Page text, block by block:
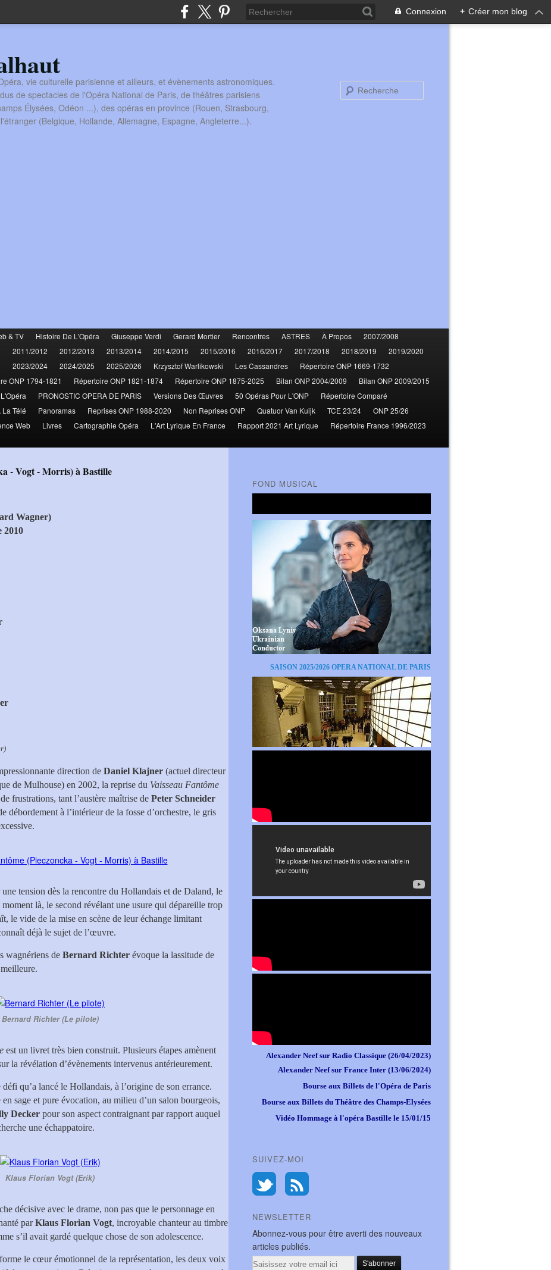
Connexion + Créer mon blog
vie culturelle parisienne et ailleurs, et évènements astronomiques.
de spectacles de l'Opéra National de Paris, de théâtres parisiens
Élysées, Odéon ...), des opéras en province (Rouen, Strasbourg,
(Belgique, Hollande, Allemagne, Espagne, Angleterre...).
& TV Histoire De L'Opéra Giuseppe Verdi Gerard Mortier Rencontres ASTRES À Propos
2007/2008
2011/2012 2012/2013 2013/2014 2014/2015 2015/2016 2016/2017 2017/2018 2018/2019
2019/2020
2023/2024 2024/2025 2025/2026 Krzysztof Warlikowski Les Cassandres
Répertoire ONP 1669-1732
ONP 1794-1821 Répertoire ONP 1821-1874 Répertoire ONP 1875-2025 Bilan ONP 2004/2009
Bilan ONP 2009/2015
PRONOSTIC OPERA DE PARIS Versions Des Œuvres 50 Opéras Pour L'ONP
Répertoire Comparé
La Télé Panoramas Reprises ONP 1988-2020 Non Reprises ONP Quatuor Van Kuijk TCE 23/24
ONP 25/26
Web Livres Cartographie Opéra L'Art Lyrique En France Rapport 2021 Art Lyrique
Répertoire France 1996/2023
- Vogt - Morris) à Bastille
Wagner)
2010
direction de Daniel Klajner (actuel directeur
de Mulhouse) en 2002, la reprise du Vaisseau Fantôme
frustrations, tant l’austère maîtrise de Peter Schneider
débordement à l’intérieur de la fosse d’orchestre, le gris
tension dès la rencontre du Hollandais et de Daland, le
là, le second révélant une usure qui dépareille trop
le vide de la mise en scène de leur échange limitant
déjà le sujet de l’œuvre.
wagnériens de Bernard Richter évoque la lassitude de
Bernard Richter (Le pilote)
est un livret très bien construit. Plusieurs étapes amènent
la révélation d’évènements intervenus antérieurement.
qu’a lancé le Hollandais, à l’origine de son errance.
en sage et pure évocation, au milieu d’un salon bourgeois,
Decker pour son aspect contraignant par rapport auquel
une échappatoire.
Klaus Florian Vogt (Erik)
décisive avec le drame, non pas que le personnage en
parKlaus Florian Vogt, incroyable chanteur au timbre
s’il avait gardé quelque chose de son adolescence.
forme le cœur émotionnel de la représentation, les deux voix
FOND MUSICAL
SAISON 2025/2026 OPERA NATIONAL DE PARIS
Alexander Neef sur Radio Classique (26/04/2023)
Alexander Neef sur France Inter (13/06/2024)
Bourse aux Billets de l'Opéra de Paris
Bourse aux Billets du Théâtre des Champs-Elysées
Vidéo Hommage à l'opéra Bastille le 15/01/15
SUIVEZ-MOI
NEWSLETTER
Abonnez-vous pour être averti des nouveaux
articles publiés.
Email